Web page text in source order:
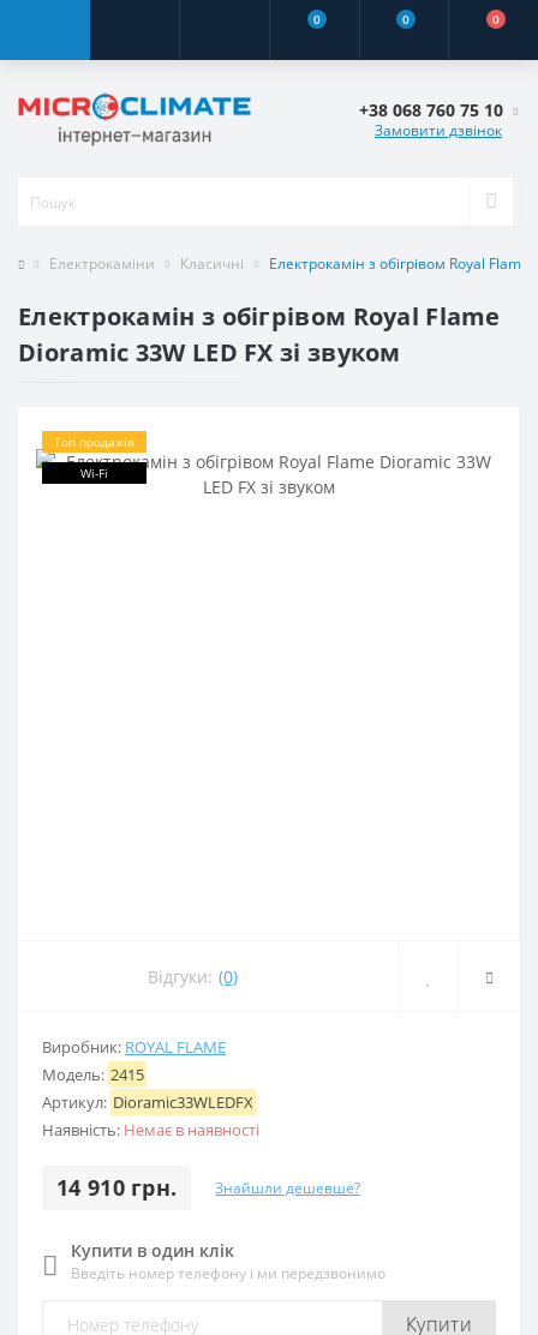
0 0 0
+38 068 760 75 10
Замовити дзвінок
Електрокаміни Класичні Електрокамін з обігрівом Royal
Електрокамін з обігрівом Royal Flame
Dioramic 33W LED FX зі звуком
Топ продажів
Wi-Fi
Відгуки: (0)
Виробник: ROYAL FLAME
Модель: 2415
Артикул: Dioramic33WLEDFX
Наявність: Немає в наявності
14 910 грн. Знайшли дешевше?
Купити в один клік
Введіть номер телефону і ми передзвонимо
Купити